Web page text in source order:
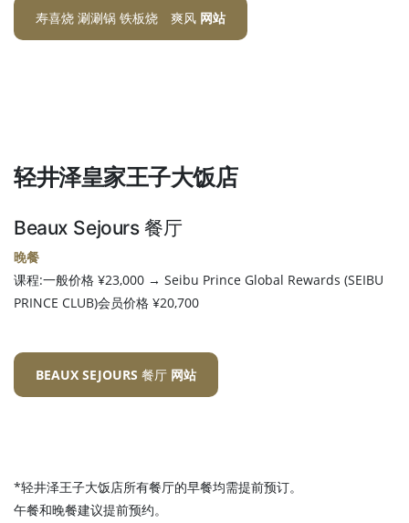
寿喜烧 涮涮锅 铁板烧 爽风 网站
轻井泽皇家王子大饭店
Beaux Sejours 餐厅
晚餐
课程:一般价格 ¥23,000 → Seibu Prince Global Rewards (SEIBU
PRINCE CLUB)会员价格 ¥20,700
BEAUX SEJOURS 餐厅 网站
*轻井泽王子大饭店所有餐厅的早餐均需提前预订。
午餐和晚餐建议提前预约。